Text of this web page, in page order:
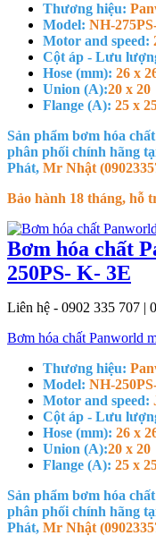
Thương hiệu:
Model: NH-
Motor and speed:
Cột áp - Lưu
Hose (mm): 26 x
Union (A):20 x 20
Flange (A): 25 x
Sản phẩm bơm hóa
phân phối chính hãng
Phát, Mr Nhật
Bảo hành 18 tháng, hỗ
Bơm hóa chất
250PS- K- 3E
Liên hệ - 0902 335 707 |
Bơm hóa chất Panworld
Thương hiệu:
Model: NH-
Motor and speed:
Cột áp - Lưu
Hose (mm): 26 x
Union (A):20 x 20
Flange (A): 25 x
Sản phẩm bơm hóa
phân phối chính hãng
Phát, Mr Nhật